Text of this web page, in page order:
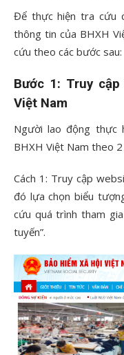
Để thực hiện tra cứu
thông tin của BHXH
cứu theo các bước sau:
Bước 1: Truy
Việt Nam
Người lao động thực
BHXH Việt Nam theo 2
Cách 1: Truy cập
đó lựa chọn biểu
cứu quá trình tham
tuyến”.